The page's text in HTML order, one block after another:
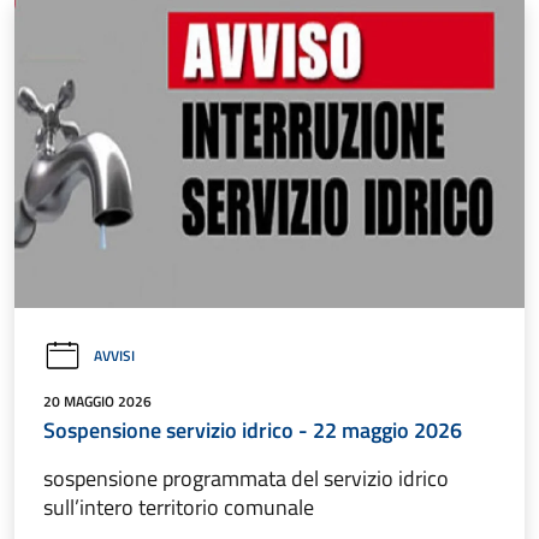
AVVISI
20 MAGGIO 2026
Sospensione servizio idrico - 22 maggio 2026
sospensione programmata del servizio idrico
sull’intero territorio comunale